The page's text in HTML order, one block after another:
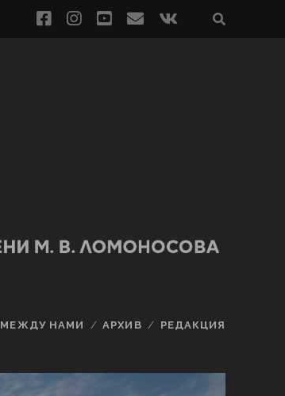
МЕЖДУ НАМИ АРХИВ РЕДАКЦИЯ